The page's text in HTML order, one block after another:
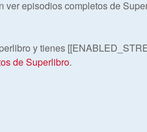
ver episodios completos de
y tienes
de Superlibro.